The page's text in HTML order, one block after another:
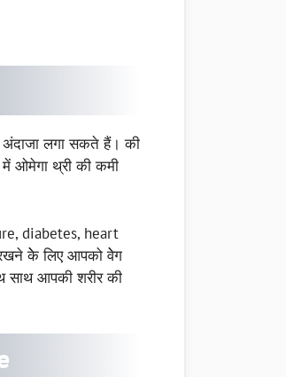
अंदाजा लगा सकते हैं। की
ओमेगा थ्री की कमी
diabetes, heart
केे लिए आपको वेेग
साथ आपकी शरीर की